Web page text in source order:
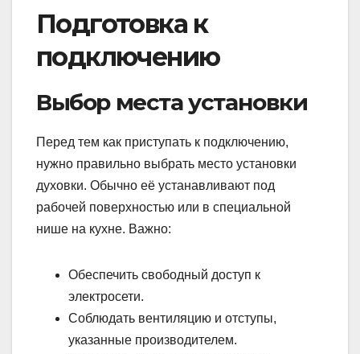
Подготовка к
подключению
Выбор места установки
Перед тем как приступать к подключению,
нужно правильно выбрать место установки
духовки. Обычно её устанавливают под
рабочей поверхностью или в специальной
нише на кухне. Важно:
Обеспечить свободный доступ к
электросети.
Соблюдать вентиляцию и отступы,
указанные производителем.